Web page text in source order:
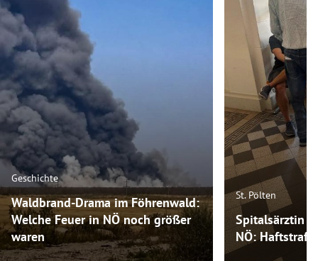
Geschichte
Waldbrand-Drama im Föhrenwald:
Welche Feuer in NÖ noch größer
waren
St. Pölten
Spitalsärztin
NÖ: